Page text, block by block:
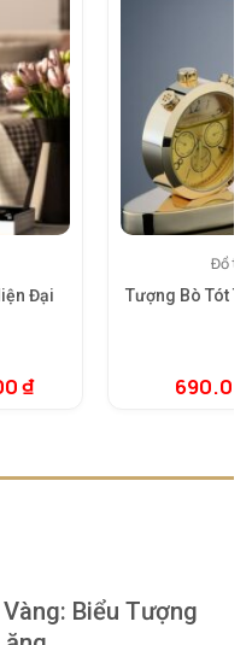
Đại
₫
Đồ
Tượng Bò Tót
Biểu Tượng